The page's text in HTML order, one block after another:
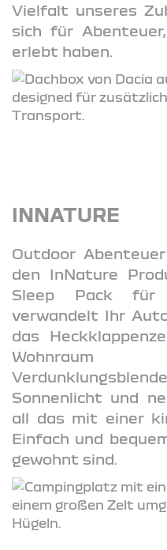
Vielfalt unseres
sich für
erlebt haben.
INNATURE
Outdoor
den InNature
Sleep Pack für
verwandelt Ihr
das
Sonnenlicht und
all das mit einer
Einfach und
gewohnt sind.